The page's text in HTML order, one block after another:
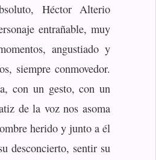
Héctor Alterio
entrañable, muy
angustiado y
siempre conmovedor.
con un gesto, con un
de la voz nos asoma
herido y junto a él
desconcierto, sentir su